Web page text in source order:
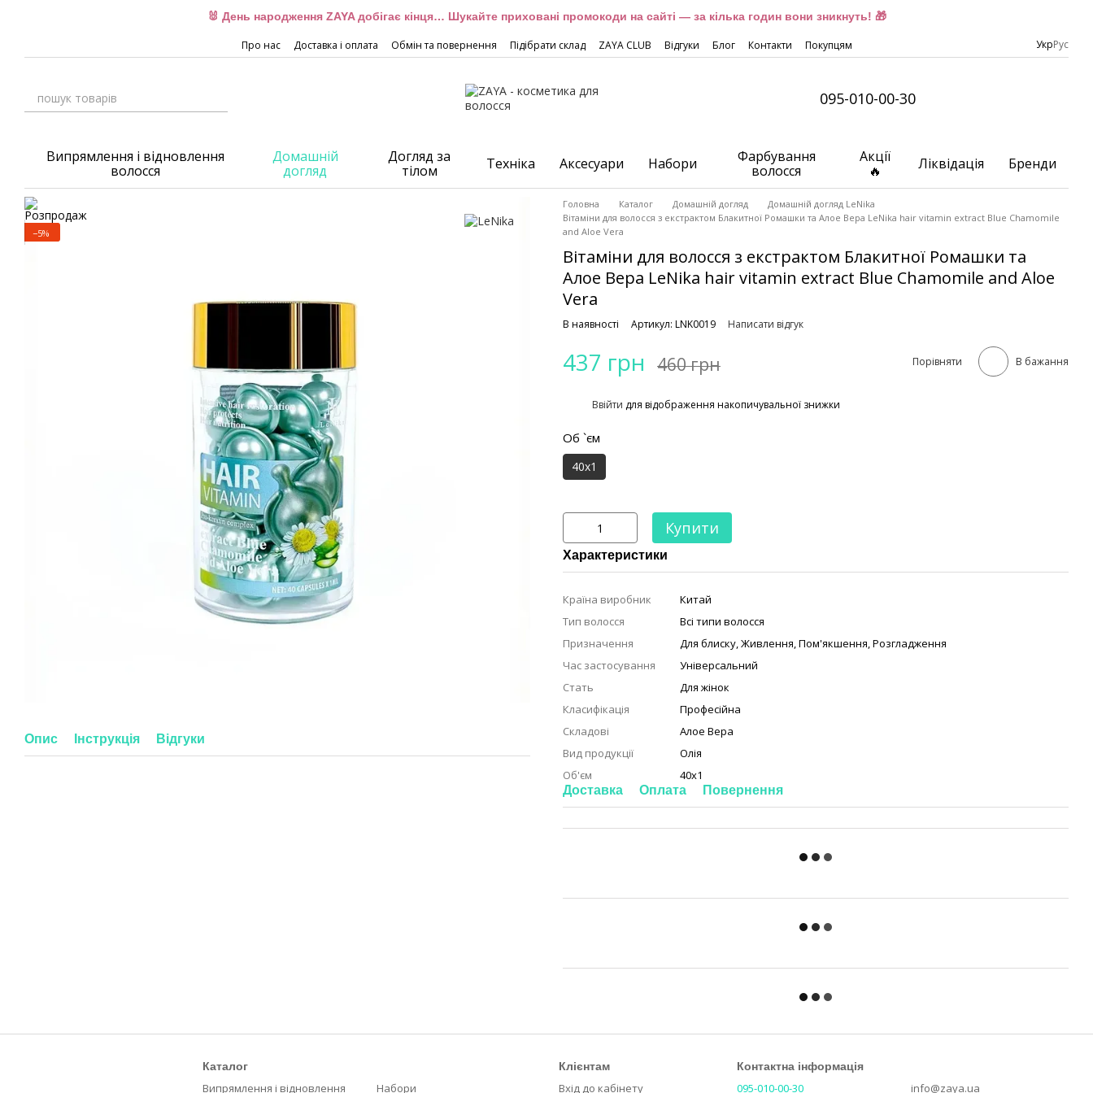
🐰 День народження ZAYA добігає кінця… Шукайте приховані промокоди на сайті — за кілька годин вони зникнуть! 🎁
Про нас Доставка і оплата Обмін та повернення Підібрати склад ZAYA CLUB Відгуки Блог Контакти Покупцям УкрРус
095-010-00-30
Випрямлення і відновлення
волосся
Домашній
догляд
Догляд за
тілом
Техніка Аксесуари Набори
Фарбування
волосся
Акції
🔥
Ліквідація Бренди
−5%
Опис Інструкція Відгуки
Головна Каталог Домашній догляд
Домашній догляд LeNika
Вітаміни для волосся з екстрактом Блакитної Ромашки та Алое Вера LeNika hair vitamin extract Blue Chamomile
and Aloe Vera
Вітаміни для волосся з екстрактом Блакитної Ромашки та
Алое Вера LeNika hair vitamin extract Blue Chamomile and Aloe
Vera
В наявності Артикул: LNK0019 Написати відгук
437 грн 460 грн Порівняти В бажання
Ввійти для відображення накопичувальної знижки
Об `єм
40x1
Купити
Характеристики
Країна виробник
Китай
Тип волосся
Всі типи волосся
Призначення
Для блиску,Живлення,Пом'якшення,Розгладження
Час застосування
Універсальний
Стать
Для жінок
Класифікація
Професійна
Складові
Алое Вера
Вид продукції
Олія
Об'єм
40х1
Доставка Оплата Повернення
Каталог
Випрямлення і відновлення Набори
Клієнтам
Вхід до кабінету
Контактна інформація
095-010-00-30 info@zaya.ua